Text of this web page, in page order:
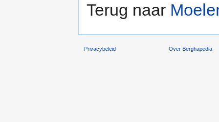
Terug naar
Privacybeleid Over Berghapedia